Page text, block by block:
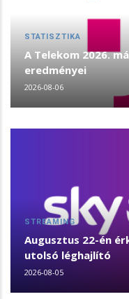
STATISZTIKA
A Telekom 2026.
eredményei
2026-08-06
STREAMING
Augusztus 22-én
utolsó léghajlító
2026-08-05